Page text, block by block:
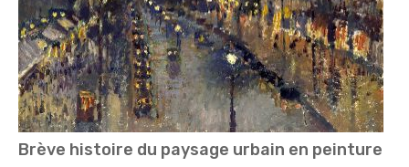
Brève histoire du paysage urbain en peinture